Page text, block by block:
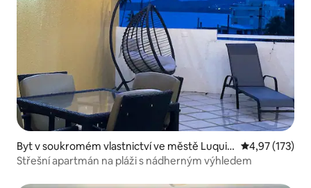
Byt v soukromém vlastnictví ve městě Luquill
o
Průměrné
4,97 (173)
Střešní apartmán na pláži s nádherným výhledem